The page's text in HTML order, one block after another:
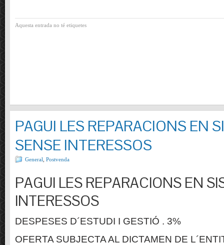
Aquesta entrada no té etiquetes
PAGUI LES REPARACIONS EN
SENSE INTERESSOS
General Postvenda
PAGUI LES REPARACIONS EN
INTERESSOS
DESPESES D´ESTUDI I GESTIÓ . 3%
OFERTA SUBJECTA AL DICTAMEN DE